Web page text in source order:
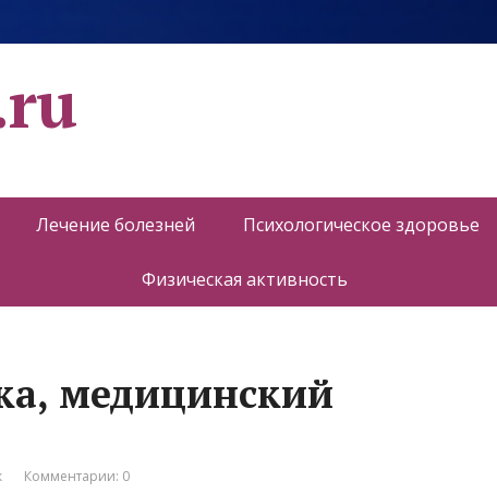
Лечение болезней Психологическое здоровье
Физическая активность
медицинский
Комментарии: 0